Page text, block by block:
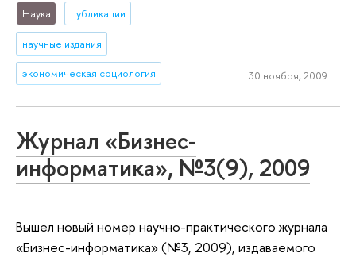
Наука публикации
научные издания
экономическая социология 30 ноября, 2009 г.
Журнал «Бизнес-
информатика», №3(9), 2009
Вышел новый номер научно-практического журнала
«Бизнес-информатика» (№3, 2009), издаваемого